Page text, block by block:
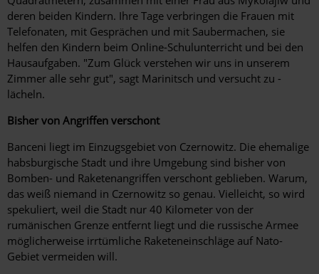
deren beiden Kindern. Ihre Tage verbringen die Frauen mit
Telefonaten, mit Gesprächen und mit Saubermachen, sie
helfen den Kindern beim ­Online-Schulunterricht und bei den
Hausaufgaben. "Zum Glück verstehen wir uns in unserem
Zimmer alle sehr gut", sagt Marinitsch und versucht zu ­
lächeln.
Bisher von Angriffen verschont
Banceni liegt im Einzugsgebiet von Czernowitz. Die ehemalige
habsburgische Stadt und ihre Umgebung sind bisher von
Bomben- und Raketenangriffen verschont geblieben. Warum,
das weiß niemand in Czernowitz so genau. Vielleicht, so wird
spekuliert, weil die Stadt nur 40 Kilometer von der
rumänischen Grenze entfernt liegt und die russische Armee
möglicherweise irrtümliche Raketen­einschläge auf Nato-
Gebiet vermeiden will.